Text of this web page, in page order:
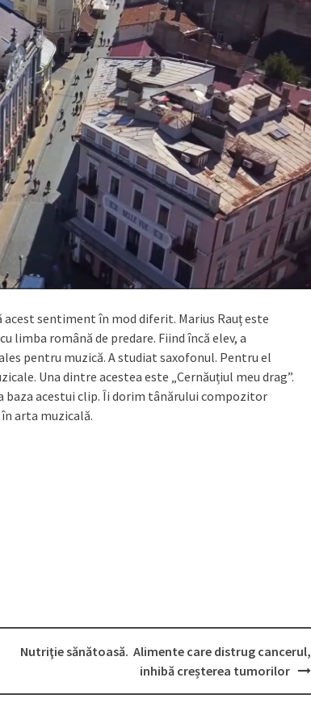
sentiment în mod diferit. Marius Rauț este
limba română de predare. Fiind încă elev, a
pentru muzică. A studiat saxofonul. Pentru el
Una dintre acestea este „Cernăuțiul meu drag”.
baza acestui clip. Îi dorim tânărului compozitor
arta muzicală.
Nutriţie sănătoasă. Alimente care distrug cancerul,
inhibă creșterea tumorilor